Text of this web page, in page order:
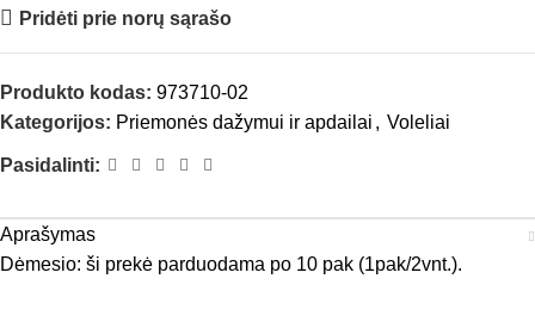
Pridėti prie norų sąrašo
Produkto kodas: 973710-02
Kategorijos: Priemonės dažymui ir apdailai , Voleliai
Pasidalinti:
Aprašymas
Dėmesio: ši prekė parduodama po 10 pak (1pak/2vnt.).